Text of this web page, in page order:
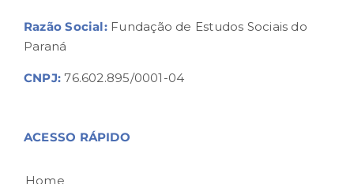
Razão Social:Fundação de Estudos Sociais do
Paraná
CNPJ: 76.602.895/0001-04
ACESSO RÁPIDO
Home